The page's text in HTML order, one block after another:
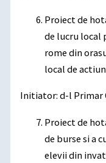
Proiect de
de lucru
rome din
local de
Initiator: d-l Primar
Proiect de
de burse si a
elevii din